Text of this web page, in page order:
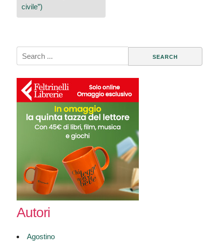
civile”)
Search
for:
Autori
Agostino